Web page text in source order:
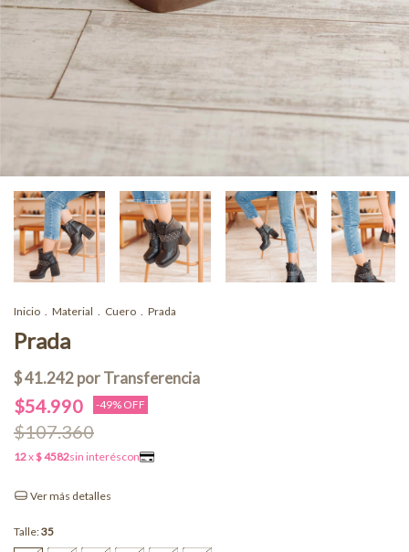
Inicio Material Cuero Prada
Prada
$54.990 -49% OFF
$107.360
Ver más detalles
Talle:35